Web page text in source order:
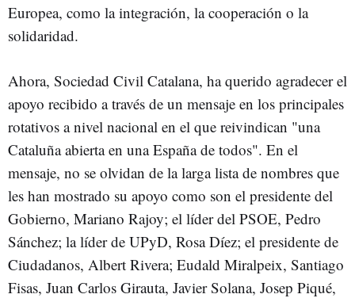
Europea, como la integración, la cooperación o la
solidaridad.
Ahora, Sociedad Civil Catalana, ha querido agradecer el
apoyo recibido a través de un mensaje en los principales
rotativos a nivel nacional en el que reivindican "una
Cataluña abierta en una España de todos". En el
mensaje, no se olvidan de la larga lista de nombres que
les han mostrado su apoyo como son el presidente del
Gobierno, Mariano Rajoy; el líder del PSOE, Pedro
Sánchez; la líder de UPyD, Rosa Díez; el presidente de
Ciudadanos, Albert Rivera; Eudald Miralpeix, Santiago
Fisas, Juan Carlos Girauta, Javier Solana, Josep Piqué,